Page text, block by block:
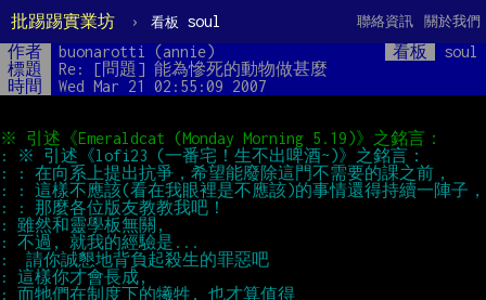
批踢踢實業坊 › 看板 soul 關於我們
聯絡資訊
作者 buonarotti (annie) 看板
soul
標題
Re: [問題] 能為慘死的動物做甚麼
時間
Wed Mar 21 02:55:09 2007